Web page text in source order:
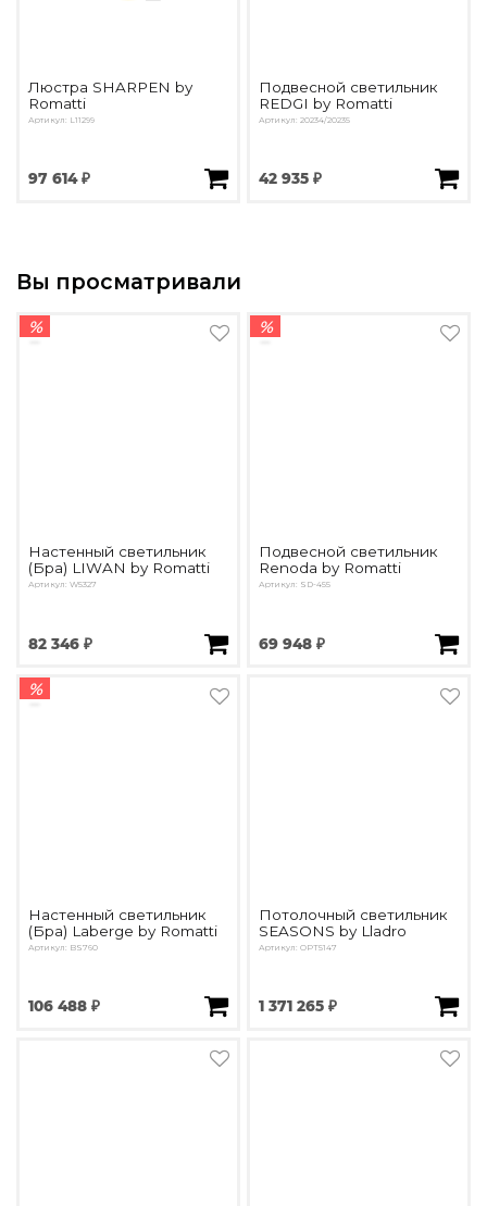
Люстра SHARPEN by
Romatti
Артикул: L11299
97 614 ₽
Подвесной светильник
REDGI by Romatti
Артикул: 20234/20235
42 935 ₽
Вы просматривали
%
Настенный светильник
(Бра) LIWAN by Romatti
Артикул: W5327
82 346 ₽
%
Подвесной светильник
Renoda by Romatti
Артикул: SD-455
69 948 ₽
%
Настенный светильник
(Бра) Laberge by Romatti
Артикул: BS760
106 488 ₽
Потолочный светильник
SEASONS by Lladro
Артикул: OPT5147
1 371 265 ₽